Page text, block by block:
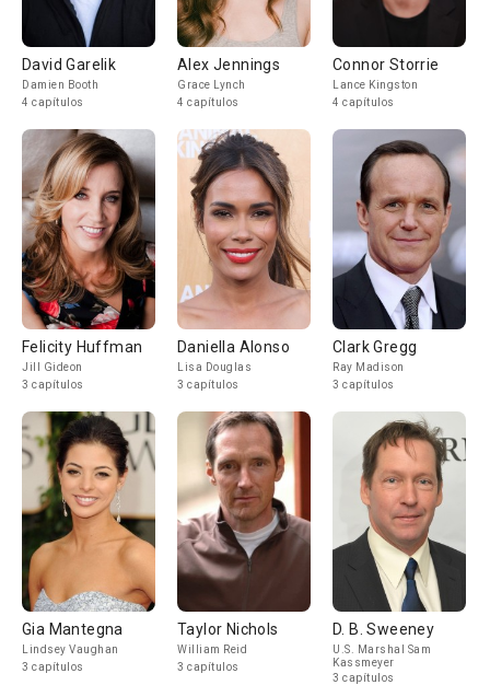
David Garelik
Damien Booth
4 capítulos
Alex Jennings
Grace Lynch
4 capítulos
Connor Storrie
Lance Kingston
4 capítulos
Felicity Huffman
Jill Gideon
3 capítulos
Daniella Alonso
Lisa Douglas
3 capítulos
Clark Gregg
Ray Madison
3 capítulos
Gia Mantegna
Lindsey Vaughan
3 capítulos
Taylor Nichols
William Reid
3 capítulos
D. B. Sweeney
U.S. Marshal Sam
Kassmeyer
3 capítulos